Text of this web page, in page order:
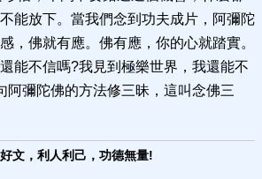
能放下。當我們念到功夫成片，阿彌陀
，佛就有應。佛有應，你的心就踏實。
能不信嗎?我見到極樂世界，我還能不
阿彌陀佛的方法修三昧，這叫念佛三
文，利人利己，功德無量!